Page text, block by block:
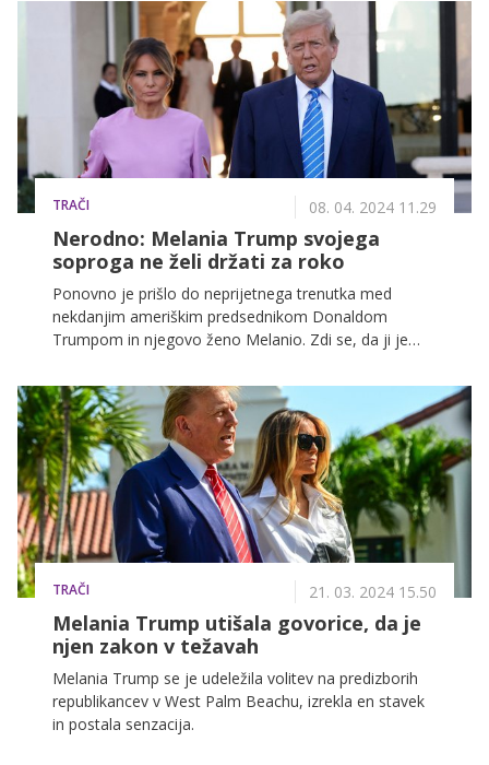
TRAČI 08. 04. 2024 11.29
Nerodno: Melania Trump svojega
soproga ne želi držati za roko
Ponovno je prišlo do neprijetnega trenutka med
nekdanjim ameriškim predsednikom Donaldom
Trumpom in njegovo ženo Melanio. Zdi se, da ji je
odzvala zelo počasi.
TRAČI 21. 03. 2024 15.50
Melania Trump utišala govorice, da je
njen zakon v težavah
Melania Trump se je udeležila volitev na predizborih
republikancev v West Palm Beachu, izrekla en stavek
in postala senzacija.